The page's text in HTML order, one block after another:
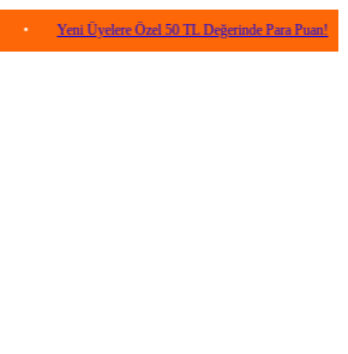
Yeni Üyelere Özel 50 TL Değerinde Para Puan! •